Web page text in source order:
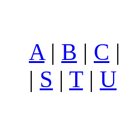
A| B | C |
| S | T| U